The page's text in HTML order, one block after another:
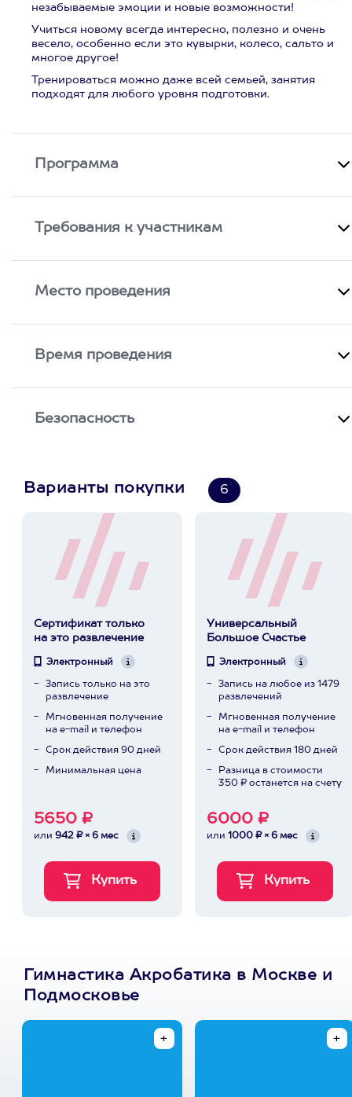
незабываемые эмоции и новые возможности!
Учиться новому всегда интересно, полезно и очень
весело, особенно если это кувырки, колесо, сальто и
многое другое!
Тренироваться можно даже всей семьей, занятия
подходят для любого уровня подготовки.
Программа
Требования к участникам
Место проведения
Время проведения
Безопасность
Варианты покупки 6
Сертификат только
на это развлечение
Электронный
Запись только на это
развлечение
Мгновенная получение
на e-mail и телефон
Срок действия 90 дней
Минимальная цена
5650 ₽
или 942 ₽ × 6 мес
Универсальный
Большое Счастье
Электронный
Запись на любое из 1479
развлечений
Мгновенная получение
на e-mail и телефон
Срок действия 180 дней
Разница в стоимости
350 ₽ останется на счету
6000 ₽
или 1000 ₽ × 6 мес
Гимнастика Акробатика в Москве и
Подмосковье